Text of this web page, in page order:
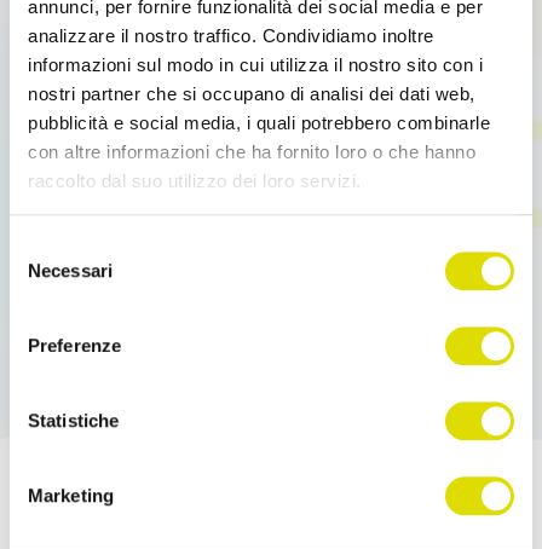
annunci, per fornire funzionalità dei social media e per
analizzare il nostro traffico. Condividiamo inoltre
informazioni sul modo in cui utilizza il nostro sito con i
nostri partner che si occupano di analisi dei dati web,
pubblicità e social media, i quali potrebbero combinarle
con altre informazioni che ha fornito loro o che hanno
raccolto dal suo utilizzo dei loro servizi.
all'informativa:
https://www.ordersender.com/cookie-
delNecessari
Preferenze
Statistiche
Marketing
Order Sender, il […]
Leggi tutto
Potenzia le tue Vendite!